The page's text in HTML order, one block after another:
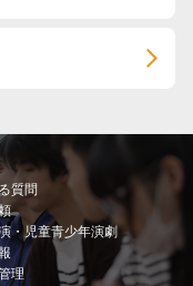
質問
・児童青少年演劇
理